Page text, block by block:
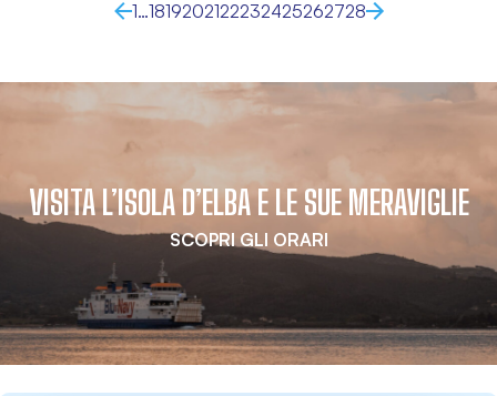
1…1819202122232425262728
VISITA L’ISOLA D’ELBA E LE SUE MERAVIGLIE
SCOPRI GLI ORARI